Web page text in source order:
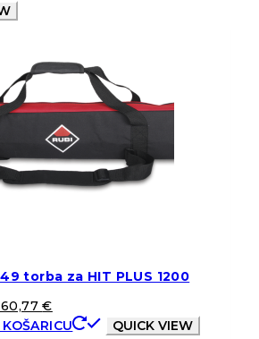
torba za HIT PLUS 1200
€
QUICK VIEW